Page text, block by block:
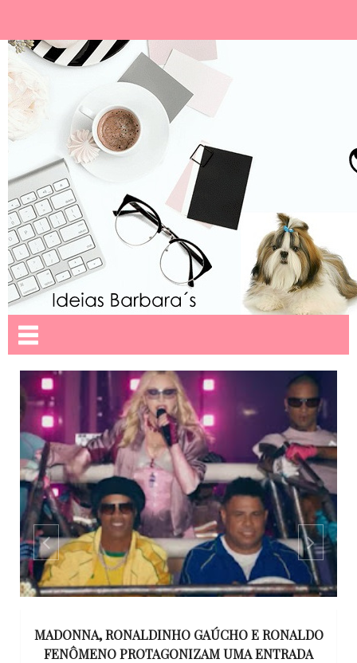
MADONNA, RONALDINHO GAÚCHO E RONALDO
FENÔMENO PROTAGONIZAM UMA ENTRADA